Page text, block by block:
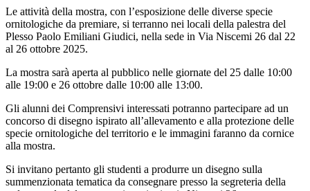
Le attività della mostra, con l’esposizione delle diverse specie
ornitologiche da premiare, si terranno nei locali della palestra del
Plesso Paolo Emiliani Giudici, nella sede in Via Niscemi 26 dal 22
al 26 ottobre 2025.
La mostra sarà aperta al pubblico nelle giornate del 25 dalle 10:00
alle 19:00 e 26 ottobre dalle 10:00 alle 13:00.
Gli alunni dei Comprensivi interessati potranno partecipare ad un
concorso di disegno ispirato all’allevamento e alla protezione delle
specie ornitologiche del territorio e le immagini faranno da cornice
alla mostra.
Si invitano pertanto gli studenti a produrre un disegno sulla
summenzionata tematica da consegnare presso la segreteria della